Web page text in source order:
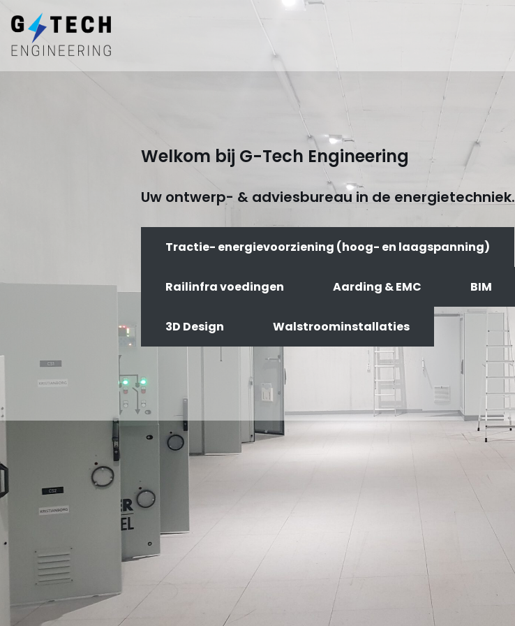
naar
Welkom bij G-Tech Engineering
Uw ontwerp- & adviesbureau in de energietechniek.
Tractie- energievoorziening (hoog- en laagspanning)
Railinfra voedingen Aarding & EMC BIM
3D Design Walstroominstallaties